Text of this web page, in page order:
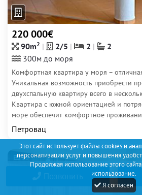
Этот сайт использует файлы cookies и
персонализации услуг и повышения
Продолжая использование этого
использование.
Я согласен
220 000€
90m2 2/5 2
2
300м до моря
Комфортная квартира у моря –
Уникальная возможность приобрести
двухспальную квартиру всего в
Квартира с южной ориентацией и
море обеспечит комфортное
Петровац
19
Позвонить